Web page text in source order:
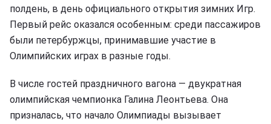
полдень, в день официального открытия зимних Игр.
Первый рейс оказался особенным: среди пассажиров
были петербуржцы, принимавшие участие в
Олимпийских играх в разные годы.
В числе гостей праздничного вагона — двукратная
олимпийская чемпионка Галина Леонтьева. Она
призналась, что начало Олимпиады вызывает